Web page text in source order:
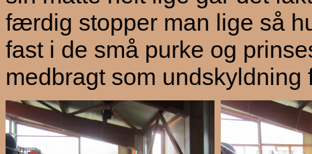
færdig stopper man lige så
fast i de små purke og
medbragt som